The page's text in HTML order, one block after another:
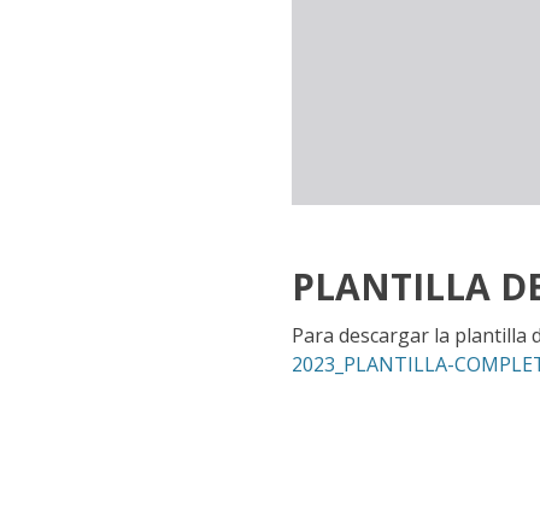
PLANTILLA
Para descargar la plantilla
2023_PLANTILLA-